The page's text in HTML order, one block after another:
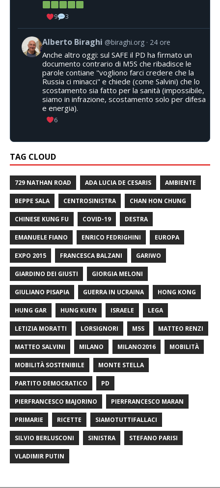
9 3
Alberto Biraghi @biraghi.org 24 ore
Anche altro oggi: sul SAFE il PD ha firmato un
documento contrario di M5S che ribadisce le
parole contiane "vogliono farci credere che la
Russia ci minacci" e chiede (come Salvini) che lo
scostamento sia fatto per la sanità (impossibile,
siamo in infrazione, scostamento solo per difesa
e energia).
6
TAG CLOUD
729 NATHAN ROAD ADA LUCIA DE CESARIS AMBIENTE
BEPPE SALA CENTROSINISTRA CHAN HON CHUNG
CHINESE KUNG FU COVID-19 DESTRA
EMANUELE FIANO ENRICO FEDRIGHINI EUROPA
EXPO 2015 FRANCESCA BALZANI GARIWO
GIARDINO DEI GIUSTI GIORGIA MELONI
GIULIANO PISAPIA GUERRA IN UCRAINA HONG KONG
HUNG GAR HUNG KUEN ISRAELE LEGA
LETIZIA MORATTI LORSIGNORI M5S MATTEO RENZI
MATTEO SALVINI MILANO MILANO2016 MOBILITÀ
MOBILITÀ SOSTENIBILE MONTE STELLA
PARTITO DEMOCRATICO PD
PIERFRANCESCO MAJORINO PIERFRANCESCO MARAN
PRIMARIE RICETTE SIAMOTUTTIFALLACI
SILVIO BERLUSCONI SINISTRA STEFANO PARISI
VLADIMIR PUTIN